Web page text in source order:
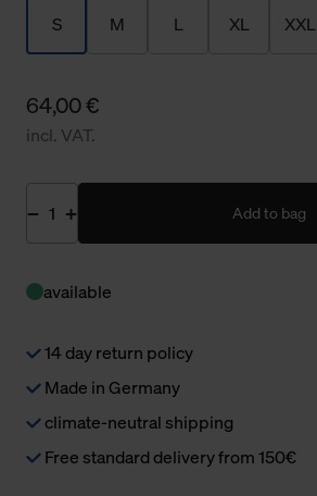
S M L XL XXL
64,00 €
incl. VAT.
Add to bag
available
14 day return policy
Made in Germany
climate-neutral shipping
Free standard delivery from 150€